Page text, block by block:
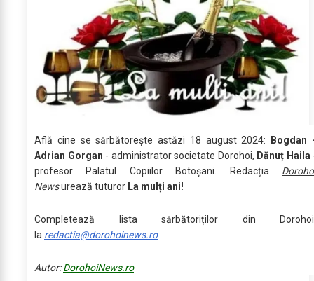
Află cine se sărbătoreşte astăzi 18 august 2024:
Bogdan
Adrian Gorgan - administrator societate Dorohoi, Dănuț Haila
profesor Palatul Copiilor Botoșani. Redacția
Newsurează tuturor La mulți ani!
Completează lista sărbătoriților din
la redactia@dorohoinews.ro
Autor:DorohoiNews.ro